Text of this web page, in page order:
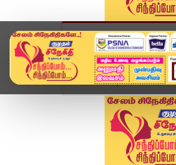
முகப்பு விளையாட்டு
Home வீடியோ ஸ்டோரி